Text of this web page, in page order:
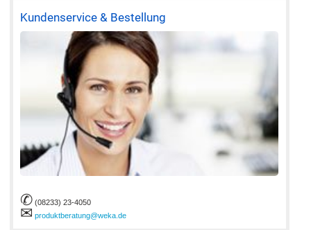
Kundenservice & Bestellung
✆ (08233) 23-4050
✉ produktberatung@weka.de